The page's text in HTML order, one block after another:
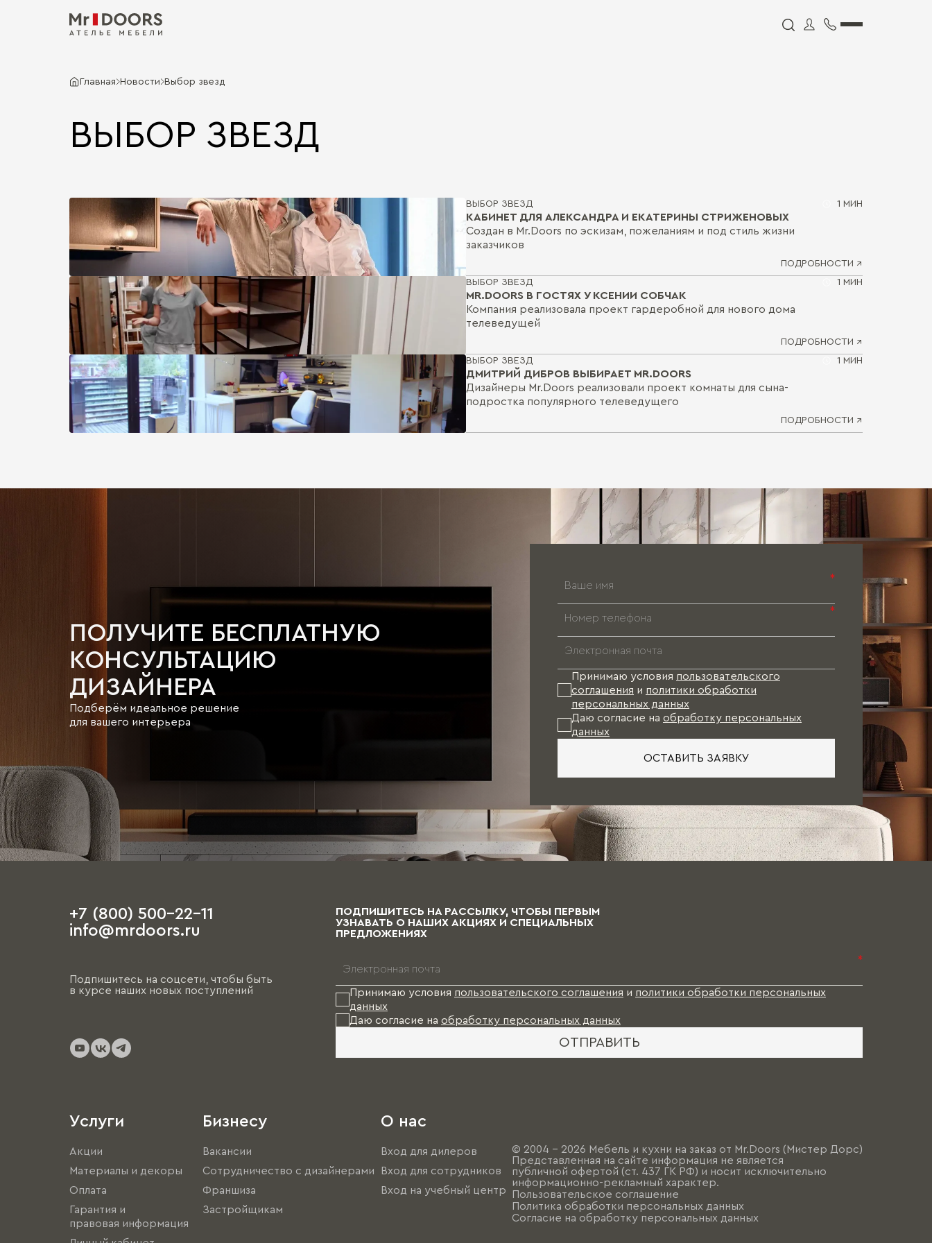
Главная Новости Выбор звезд
ВЫБОР ЗВЕЗД
ВЫБОР ЗВЕЗД 1 МИН
КАБИНЕТ ДЛЯ АЛЕКСАНДРА И ЕКАТЕРИНЫ СТРИЖЕНОВЫХ
Создан в Mr.Doors по эскизам, пожеланиям и под стиль жизни
заказчиков
ПОДРОБНОСТИ ↗
ВЫБОР ЗВЕЗД
1 МИН
MR.DOORS В ГОСТЯХ У КСЕНИИ СОБЧАК
Компания реализовала проект гардеробной для нового дома
телеведущей
ПОДРОБНОСТИ ↗
ВЫБОР ЗВЕЗД
1 МИН
ДМИТРИЙ ДИБРОВ ВЫБИРАЕТ MR.DOORS
Дизайнеры Mr.Doors реализовали проект комнаты для сына-
подростка популярного телеведущего
ПОДРОБНОСТИ ↗
ПОЛУЧИТЕ БЕСПЛАТНУЮ
КОНСУЛЬТАЦИЮ
ДИЗАЙНЕРА
Подберём идеальное решение
для вашего интерьера
*
*
Принимаю условия пользовательского
соглашения и политики обработки
персональных данных
Даю согласие на обработку персональных
данных
ОСТАВИТЬ ЗАЯВКУ
+7 (800) 500-22-11
info@mrdoors.ru
Подпишитесь на соцсети, чтобы быть
в курсе наших новых поступлений
ПОДПИШИТЕСЬ НА РАССЫЛКУ, ЧТОБЫ ПЕРВЫМ
УЗНАВАТЬ О НАШИХ АКЦИЯХ И СПЕЦИАЛЬНЫХ
ПРЕДЛОЖЕНИЯХ
*
Принимаю условия пользовательского соглашения и политики обработки персональных
данных
Даю согласие на обработку персональных данных
ОТПРАВИТЬ
Услуги
Акции
Материалы и декоры
Оплата
Гарантия и
правовая информация
Бизнесу
Вакансии
Сотрудничество с дизайнерами
Франшиза
Застройщикам
О нас
Вход для дилеров
Вход для сотрудников
Вход на учебный центр
© 2004 - 2026 Мебель и кухни на заказ от Mr.Doors (Мистер Дорс)
Представленная на сайте информация не является
публичной офертой (ст. 437 ГК РФ) и носит исключительно
информационно-рекламный характер.
Пользовательское соглашение
Политика обработки персональных данных
Согласие на обработку персональных данных